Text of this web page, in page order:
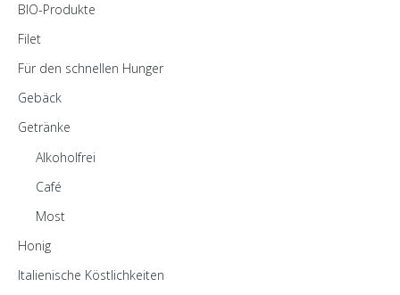
BIO-Produkte
Filet
Für den schnellen Hunger
Gebäck
Getränke
Alkoholfrei
Café
Most
Honig
Italienische Köstlichkeiten